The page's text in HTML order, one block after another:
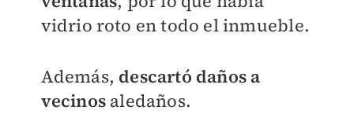
vidrio roto en todo el inmueble.
Además, descartó daños a
vecinos aledaños.